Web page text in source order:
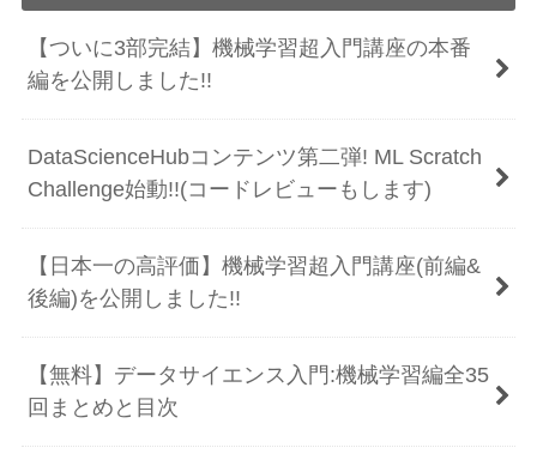
【ついに3部完結】機械学習超入門講座の本番
編を公開しました!!
DataScienceHubコンテンツ第二弾! ML Scratch
Challenge始動!!(コードレビューもします)
【日本一の高評価】機械学習超入門講座(前編&
後編)を公開しました!!
【無料】データサイエンス入門:機械学習編全35
回まとめと目次